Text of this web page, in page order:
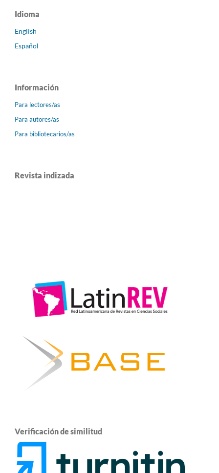
Idioma
English
Español
Información
Para lectores/as
Para autores/as
Para bibliotecarios/as
Revista indizada
Verificación de similitud